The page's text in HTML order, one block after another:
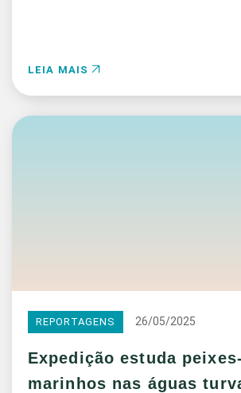
LEIA MAIS
REPORTAGENS 26/05/2025
Expedição estuda
marinhos nas águas